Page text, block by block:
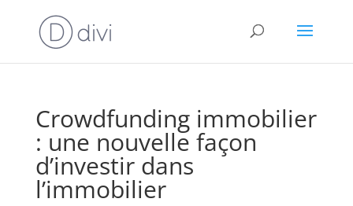
Crowdfunding immobilier
: une nouvelle façon
d’investir dans
l’immobilier